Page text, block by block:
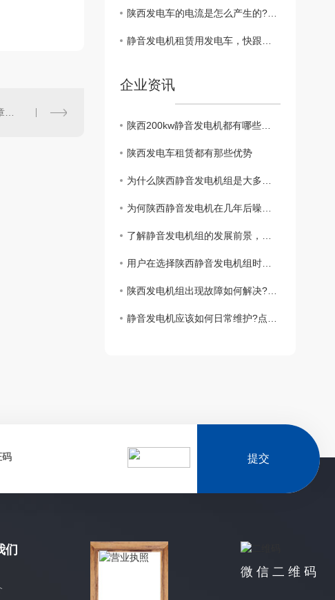
静音发电机组有哪些优缺点?了解这篇文章快来看看吧
陕西发电车的电流是怎么产生的?快来了解吧
静音发电机租赁用发电车，快跟小编来了解一下吧
企业资讯
陕西200kw静音发电机都有哪些特点？
陕西发电车租赁都有那些优势
为什么陕西静音发电机组是大多供电网的备用电源？
为何陕西静音发电机在几年后噪音增大呢？
了解静音发电机组的发展前景，有什么样的前景方向快来了解一下
用户在选择陕西静音发电机组时应该考虑哪些因素?
陕西发电机组出现故障如何解决?小编来讲解
静音发电机应该如何日常维护?点击这里教你几种常见的方法
提交
们
微信二维码